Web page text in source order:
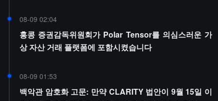
08-09 02:04
홍콩 증권감독위원회가 Polar Tensor를 의심스러운 가
상 자산 거래 플랫폼에 포함시켰습니다
08-09 01:53
백악관 암호화 고문: 만약 CLARITY 법안이 9월 15일 이